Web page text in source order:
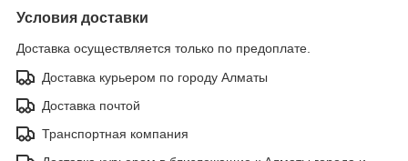
Условия доставки
Доставка осуществляется только по предоплате.
Доставка курьером по городу Алматы
Доставка почтой
Транспортная компания